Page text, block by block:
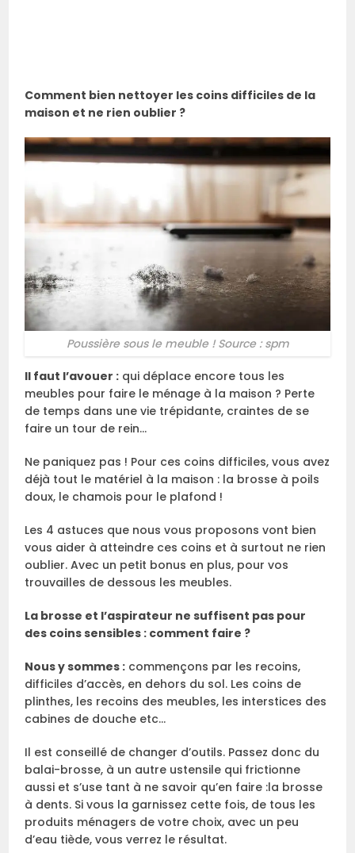
Comment bien nettoyer les coins difficiles de la
maison et ne rien oublier ?
Poussière sous le meuble ! Source : spm
Il faut l’avouer : qui déplace encore tous les
meubles pour faire le ménage à la maison ? Perte
de temps dans une vie trépidante, craintes de se
faire un tour de rein…
Ne paniquez pas ! Pour ces coins difficiles, vous avez
déjà tout le matériel à la maison : la brosse à poils
doux, le chamois pour le plafond !
Les 4 astuces que nous vous proposons vont bien
vous aider à atteindre ces coins et à surtout ne rien
oublier. Avec un petit bonus en plus, pour vos
trouvailles de dessous les meubles.
La brosse et l’aspirateur ne suffisent pas pour
des coins sensibles : comment faire ?
Nous y sommes : commençons par les recoins,
difficiles d’accès, en dehors du sol. Les coins de
plinthes, les recoins des meubles, les interstices des
cabines de douche etc…
Il est conseillé de changer d’outils. Passez donc du
balai-brosse, à un autre ustensile qui frictionne
aussi et s’use tant à ne savoir qu’en faire :la brosse
à dents. Si vous la garnissez cette fois, de tous les
produits ménagers de votre choix, avec un peu
d’eau tiède, vous verrez le résultat.